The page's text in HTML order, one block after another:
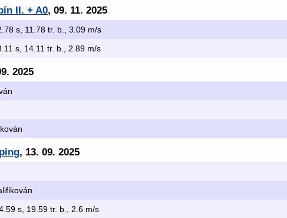
II. + A0, 09. 11. 2025
s, 11.78 tr. b., 3.09 m/s
s, 14.11 tr. b., 2.89 m/s
2025
, 13. 09. 2025
s, 19.59 tr. b., 2.6 m/s